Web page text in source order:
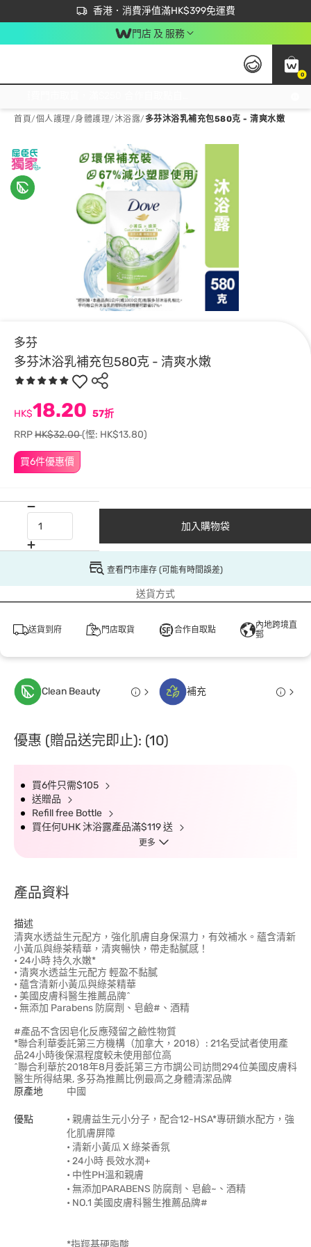
香港．消費淨值滿HK$399免運費
立即成為易賞錢會員盡享獨家優惠
首次APP下單買滿$450 輸入 NEWAPP 即減$50
門店 及 服務
0
首頁/個人護理/身體護理/沐浴露/多芬沐浴乳補充包580克 - 清爽水嫩
多芬
多芬沐浴乳補充包580克 - 清爽水嫩
買6件優惠價
HK$18.20 57折
RRPHK$32.00(慳: HK$13.80)
加入購物袋
查看門市庫存 (可能有時間誤差)
送貨方式
送貨到府 門店取貨 合作自取點
內地跨境直
郵
Clean Beauty 補充
優惠 (贈品送完即止): (10)
買6件只需$105
送贈品
Refill free Bottle
買任何UHK 沐浴露產品滿$119 送
更多
產品資料
描述
清爽水透益生元配方，強化肌膚自身保濕力，有效補水。蘊含清新
小黃瓜與綠茶精華，清爽暢快，帶走黏膩感！
• 24小時 持久水嫩*
• 清爽水透益生元配方 輕盈不黏膩
• 蘊含清新小黃瓜與綠茶精華
• 美國皮膚科醫生推薦品牌^
• 無添加 Parabens 防腐劑、皂鹼#、酒精
#產品不含因皂化反應殘留之鹼性物質
*聯合利華委託第三方機構（加拿大，2018）: 21名受試者使用產
品24小時後保濕程度較未使用部位高
^聯合利華於2018年8月委託第三方市調公司訪問294位美國皮膚科
醫生所得結果, 多芬為推薦比例最高之身體清潔品牌
原產地
中國
優點
• 親膚益生元小分子，配合12-HSA*專研鎖水配方，強
化肌膚屏障
• 清新小黃瓜 X 綠茶香氛
• 24小時 長效水潤+
• 中性PH溫和親膚
• 無添加PARABENS 防腐劑、皂鹼~、酒精
• NO.1 美國皮膚科醫生推薦品牌#
*指羥基硬脂酸